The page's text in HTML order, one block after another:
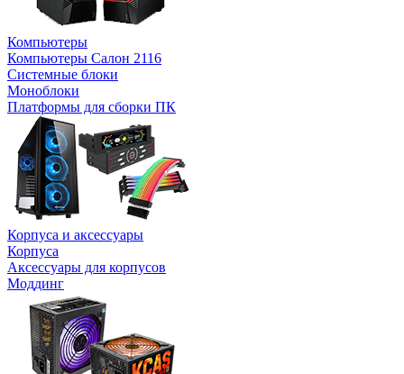
Компьютеры
Компьютеры Салон 2116
Системные блоки
Моноблоки
Платформы для сборки ПК
Корпуса и аксессуары
Корпуса
Аксессуары для корпусов
Моддинг